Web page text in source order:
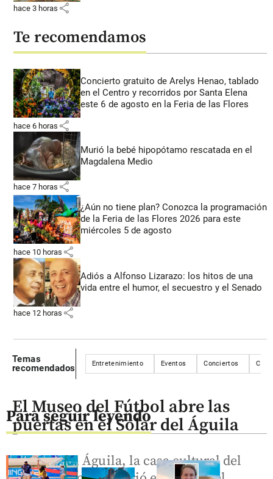
hace 3 horas share
Te recomendamos
Concierto gratuito de Arelys Henao, tablado
en el Centro y recorridos por Santa Elena
este 6 de agosto en la Feria de las Flores
hace 6 horas share
Murió la bebé hipopótamo rescatada en el
Magdalena Medio
hace 7 horas share
¿Aún no tiene plan? Conozca la programación
de la Feria de las Flores 2026 para este
miércoles 5 de agosto
hace 10 horas share
Adiós a Alfonso Lizarazo: los hitos de una
vida entre el humor, el secuestro y el Senado
hace 12 horas share
Temas
recomendados
Entretenimiento Eventos Conciertos
Para seguir leyendo
El Museo del Fútbol abre las
puertas en el Solar del Águila
El Solar del Águila, la casa cultural del